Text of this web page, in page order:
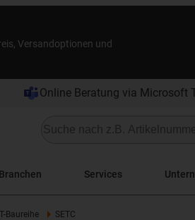
Versandoptionen und
Online Beratung via Microsoft
Branchen Services
Baureihe SETC